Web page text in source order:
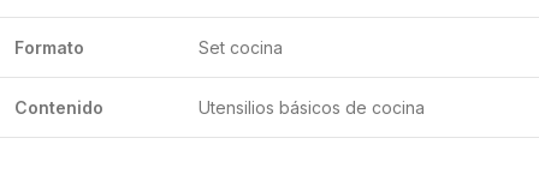
Formato Set cocina
Contenido Utensilios básicos de cocina